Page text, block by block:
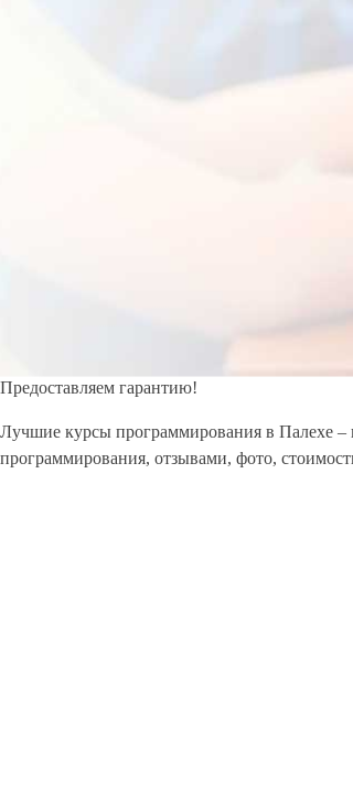
Предоставляем гарантию!
Лучшие курсы программирования в Палехе –
программирования, отзывами, фото,